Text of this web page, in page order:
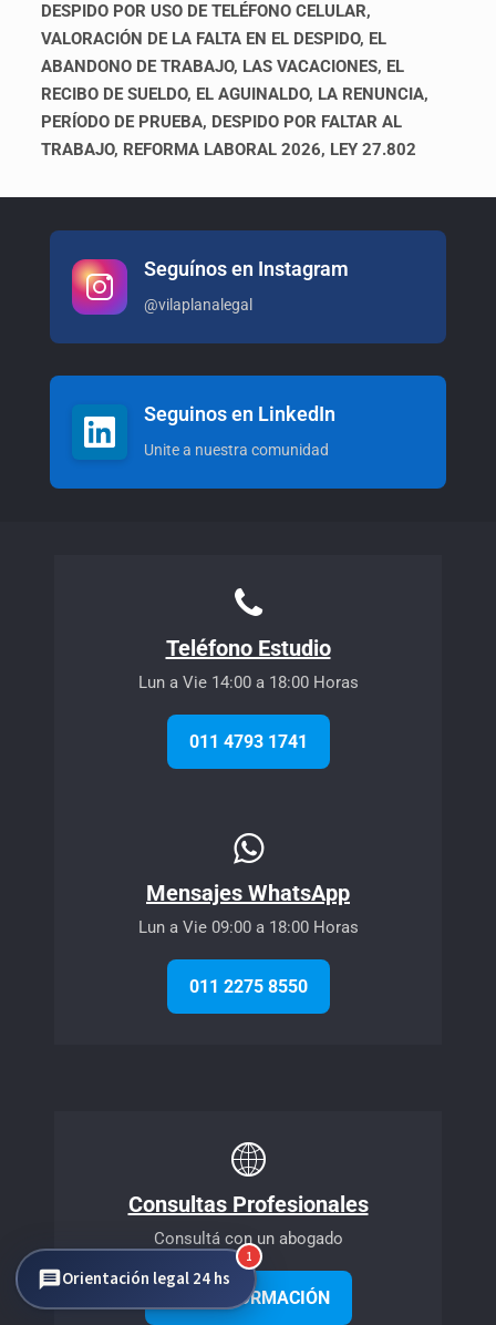
DESPIDO POR USO DE TELÉFONO CELULAR,
VALORACIÓN DE LA FALTA EN EL DESPIDO, EL
ABANDONO DE TRABAJO, LAS VACACIONES, EL
RECIBO DE SUELDO, EL AGUINALDO, LA RENUNCIA,
PERÍODO DE PRUEBA, DESPIDO POR FALTAR AL
TRABAJO, REFORMA LABORAL 2026, LEY 27.802
Seguínos en Instagram
@vilaplanalegal
Seguinos en LinkedIn
Unite a nuestra comunidad
Teléfono Estudio
Lun a Vie 14:00 a 18:00 Horas
011 4793 1741
Mensajes WhatsApp
Lun a Vie 09:00 a 18:00 Horas
011 2275 8550
Consultas Profesionales
Consultá con un abogado
MÁS INFORMACIÓN
1
Orientación legal 24 hs